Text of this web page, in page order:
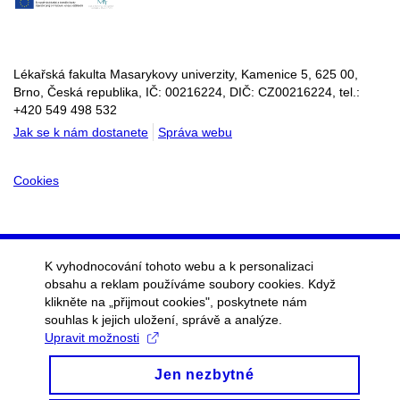
Lékařská fakulta Masarykovy univerzity, Kamenice 5, 625 00,
Brno, Česká republika, IČ: 00216224 , DIČ: CZ00216224 , tel.:
+420 549 498 532
Jak se k nám dostanete
Správa webu
Cookies
K vyhodnocování tohoto webu a k personalizaci
obsahu a reklam používáme soubory cookies. Když
klikněte na „přijmout cookies", poskytnete nám
souhlas k jejich uložení, správě a analýze.
Upravit možnosti
Jen nezbytné